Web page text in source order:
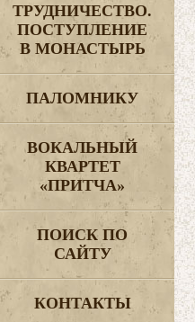
ТРУДНИЧЕСТВО.
ПОСТУПЛЕНИЕ
В МОНАСТЫРЬ
ПАЛОМНИКУ
ВОКАЛЬНЫЙ
КВАРТЕТ
«ПРИТЧА»
ПОИСК ПО
САЙТУ
КОНТАКТЫ